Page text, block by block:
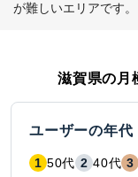
が難しいエリアです。
滋賀県の月
ユーザーの年代
1 50代 2 40代 3